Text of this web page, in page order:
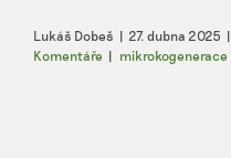
Lukáš Dobeš | 27. dubna 2025 |
Komentáře | mikrokogenerace